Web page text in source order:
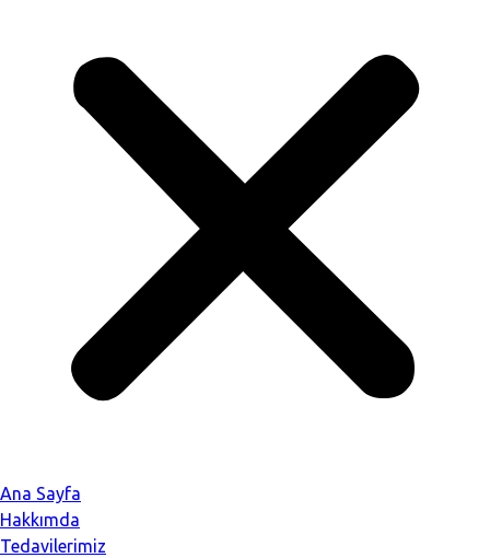
Ana Sayfa
Hakkımda
Tedavilerimiz